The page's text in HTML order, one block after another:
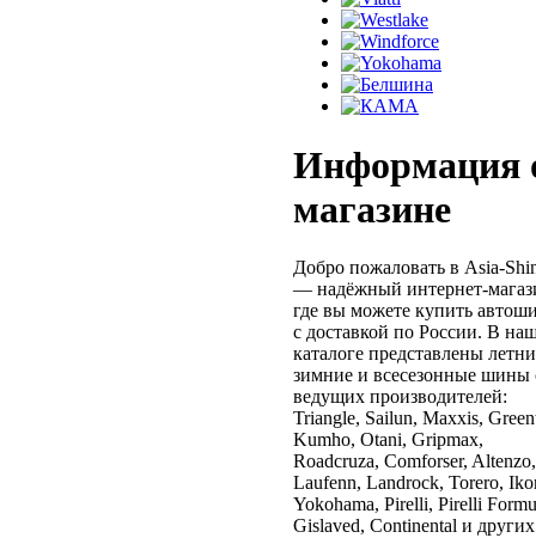
Информация
магазине
Добро пожаловать в Asia-
— надёжный интернет-
где вы можете купить
с доставкой по России. В
каталоге представлены
зимние и всесезонные шины
ведущих производителей:
Triangle, Sailun, Maxxis,
Kumho, Otani, Gripmax,
Roadcruza, Comforser, Altenzo,
Laufenn, Landrock, Torero,
Yokohama, Pirelli, Pirelli
Gislaved, Continental и